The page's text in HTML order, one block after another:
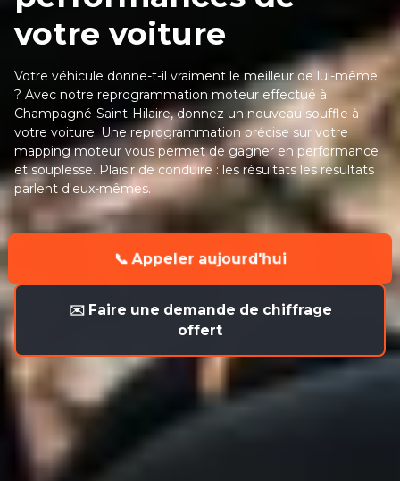
votre voiture
Votre véhicule donne-t-il vraiment le meilleur de lui-même
? Avec notre reprogrammation moteur effectué à
Champagné-Saint-Hilaire, donnez un nouveau souffle à
votre voiture. Une reprogrammation précise sur votre
mapping moteur vous permet de gagner en performance
et souplesse. Plaisir de conduire : les résultats les résultats
parlent d'eux-mêmes.
📞 Appeler aujourd'hui
✉️ Faire une demande de chiffrage
offert